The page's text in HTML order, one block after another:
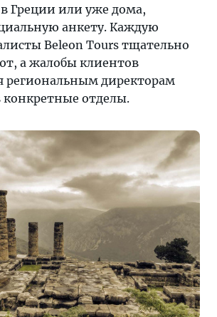
Греции или уже дома,
анкету. Каждую
Beleon Tours тщательно
а жалобы клиентов
региональным директорам
отделы.